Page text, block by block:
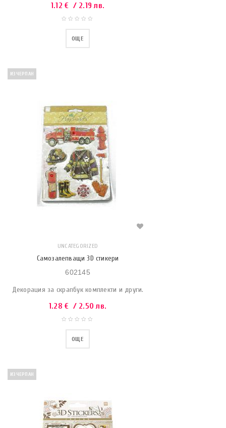
1.12€ / 2.19 лв.
ОЩЕ
ИЗЧЕРПАН
UNCATEGORIZED
Самозалепващи 3D стикери
602145
Декорация за скрапбук комплекти и други.
1.28€ / 2.50 лв.
ОЩЕ
ИЗЧЕРПАН